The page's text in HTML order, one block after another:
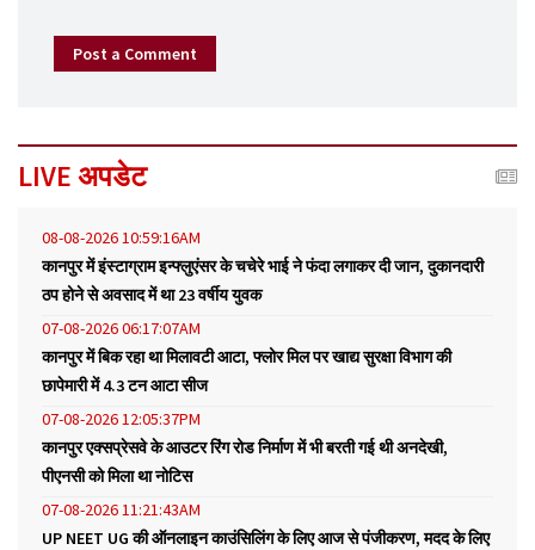
Post a Comment
LIVE अपडेट
08-08-2026 10:59:16AM
कानपुर में इंस्टाग्राम इन्फ्लुएंसर के चचेरे भाई ने फंदा लगाकर दी जान, दुकानदारी
ठप होने से अवसाद में था 23 वर्षीय युवक
07-08-2026 06:17:07AM
कानपुर में बिक रहा था मिलावटी आटा, फ्लोर मिल पर खाद्य सुरक्षा विभाग की
छापेमारी में 4.3 टन आटा सीज
07-08-2026 12:05:37PM
कानपुर एक्सप्रेसवे के आउटर रिंग रोड निर्माण में भी बरती गई थी अनदेखी,
पीएनसी को मिला था नोटिस
07-08-2026 11:21:43AM
UP NEET UG की ऑनलाइन काउंसिलिंग के लिए आज से पंजीकरण, मदद के लिए